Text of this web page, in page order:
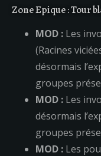
Zone Epique : Tour
MOD : Les
(Racines
désormais
groupes
MOD : Les
désormais
groupes
MOD : Les